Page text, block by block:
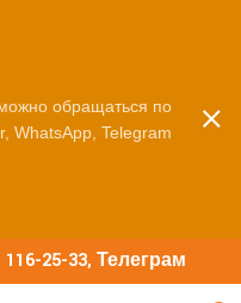
25-33, Телеграм
обращаться по
WhatsApp, Telegram